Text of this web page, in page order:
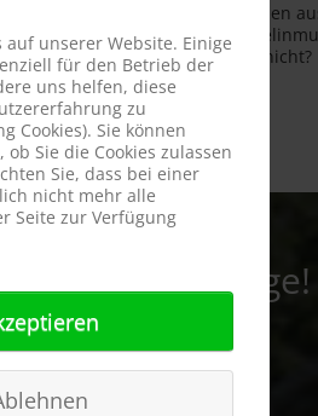
Überflieger: Besucher*innen
Ländern haben das
bisher besucht. SIe noch nicht?
WEITERLESEN
auf Ihre Anfrage!
auf unserer Website. Einige
für den Betrieb der
uns helfen, diese
zu
Cookies). Sie können
Sie die Cookies zulassen
Sie, dass bei einer
nicht mehr alle
Seite zur Verfügung